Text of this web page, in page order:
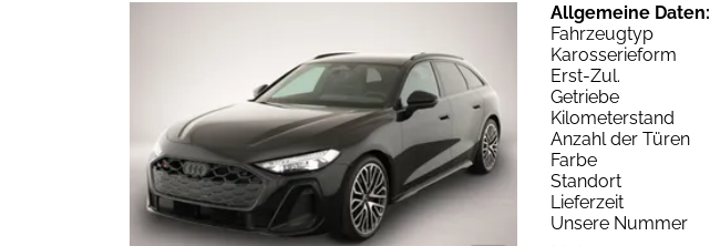
Allgemeine Daten:
Fahrzeugtyp
Karosserieform
Erst-Zul.
Getriebe
Kilometerstand
Anzahl der Türen
Farbe
Standort
Lieferzeit
Unsere Nummer